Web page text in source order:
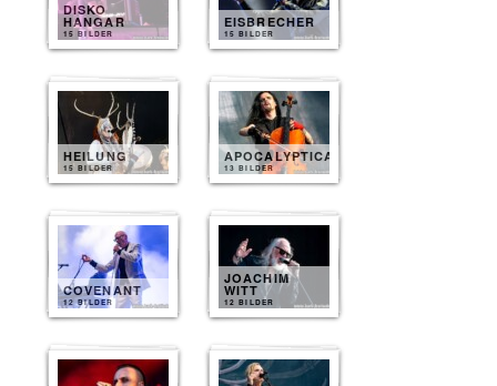
DISKO
HANGAR
15 BILDER
EISBRECHER
15 BILDER
HEILUNG
15 BILDER
APOCALYPTICA
13 BILDER
COVENANT
12 BILDER
JOACHIM
WITT
12 BILDER